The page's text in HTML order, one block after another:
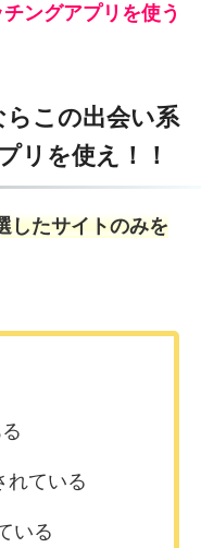
ングアプリを使う
この出会い系
リを使え！！
したサイトのみを
れている
いる